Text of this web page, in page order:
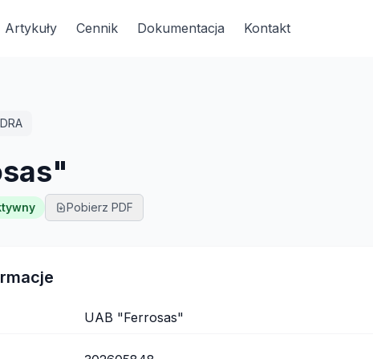
Artykuły Cennik Dokumentacja Kontakt
Pobierz PDF
UAB "Ferrosas"